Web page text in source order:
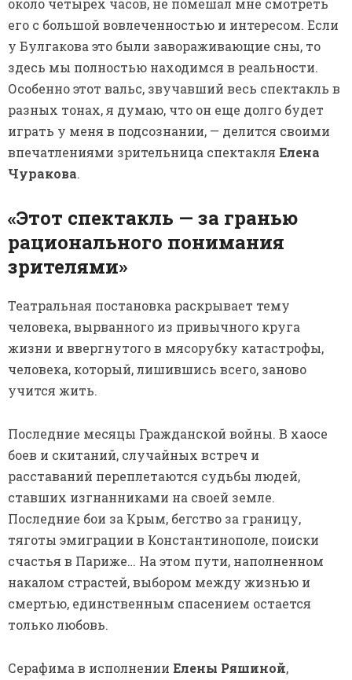
около четырех часов, не помешал мне смотреть
его с большой вовлеченностью и интересом. Если
у Булгакова это были завораживающие сны, то
здесь мы полностью находимся в реальности.
Особенно этот вальс, звучавший весь спектакль в
разных тонах, я думаю, что он еще долго будет
играть у меня в подсознании, — делится своими
впечатлениями зрительница спектакля Елена
Чуракова.
«Этот спектакль — за гранью
рационального понимания
зрителями»
Театральная постановка раскрывает тему
человека, вырванного из привычного круга
жизни и ввергнутого в мясорубку катастрофы,
человека, который, лишившись всего, заново
учится жить.
Последние месяцы Гражданской войны. В хаосе
боев и скитаний, случайных встреч и
расставаний переплетаются судьбы людей,
ставших изгнанниками на своей земле.
Последние бои за Крым, бегство за границу,
тяготы эмиграции в Константинополе, поиски
счастья в Париже… На этом пути, наполненном
накалом страстей, выбором между жизнью и
смертью, единственным спасением остается
только любовь.
Серафима в исполнении Елены Ряшиной,